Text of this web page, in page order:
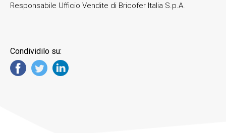
Responsabile Ufficio Vendite di Bricofer Italia S.p.A.
Condividilo su: